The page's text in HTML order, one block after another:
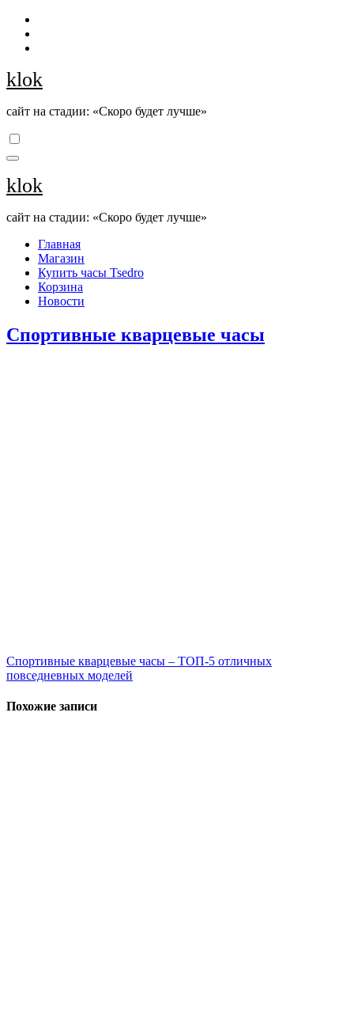
Перейти
содержанию
klok
сайт на стадии: «Скоро будет лучше»
klok
сайт на стадии: «Скоро будет лучше»
Главная
Магазин
Купить часы Tsedro
Корзина
Новости
Спортивные кварцевые часы
Навигация
по
записям
Спортивные кварцевые часы – ТОП-5 отличных
повседневных моделей
Похожие записи